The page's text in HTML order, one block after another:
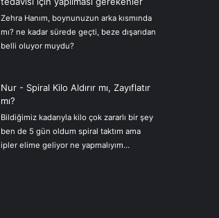
Zehra Hanım, boynunuzun arka kısmında
mı? ne kadar sürede geçti, beze dışarıdan
belli oluyor muydu?
Nur - Spiral Kilo Aldırır mı, Zayıflatır
mı?
Bildiğimiz kadarıyla kilo çok zararlı bir şey
ben de 5 gün oldum spiral taktım ama
ipler elime geliyor ne yapmalıyım…